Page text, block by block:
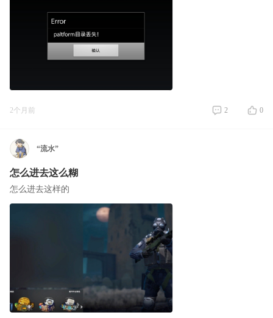
2个月前 2 0
“流水”
怎么进去这么糊
怎么进去这样的